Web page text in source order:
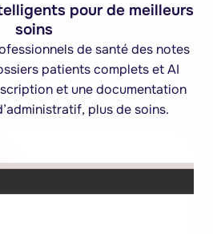
pour de meilleurs
soins
de santé des notes
patients complets et AI
et une documentation
plus de soins.